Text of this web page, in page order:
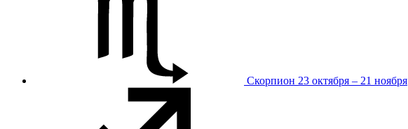
Скорпион 23 октября – 21 ноября